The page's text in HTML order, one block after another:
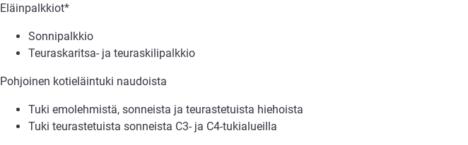
Eläinpalkkiot*
Sonnipalkkio
Teuraskaritsa- ja teuraskilipalkkio
Pohjoinen kotieläintuki naudoista
Tuki emolehmistä, sonneista ja teurastetuista hiehoista
Tuki teurastetuista sonneista C3- ja C4-tukialueilla